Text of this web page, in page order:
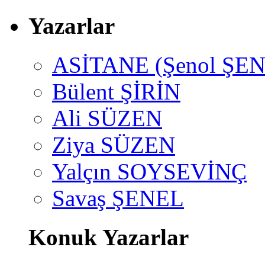
Yazarlar
ASİTANE (Şenol
Bülent ŞİRİN
Ali SÜZEN
Ziya SÜZEN
Yalçın SOYSEVİNÇ
Savaş ŞENEL
Konuk Yazarlar